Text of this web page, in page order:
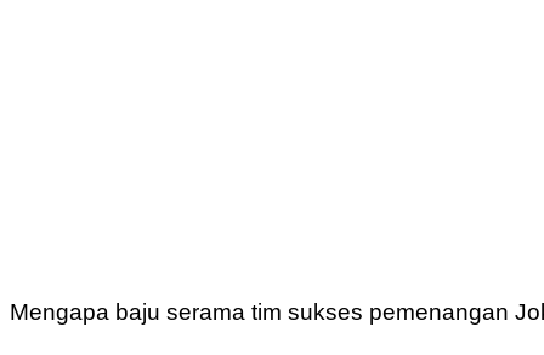
Mengapa baju serama tim sukses pemenangan